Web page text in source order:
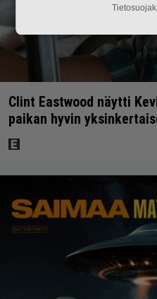
Clint Eastwood näytti
paikan hyvin